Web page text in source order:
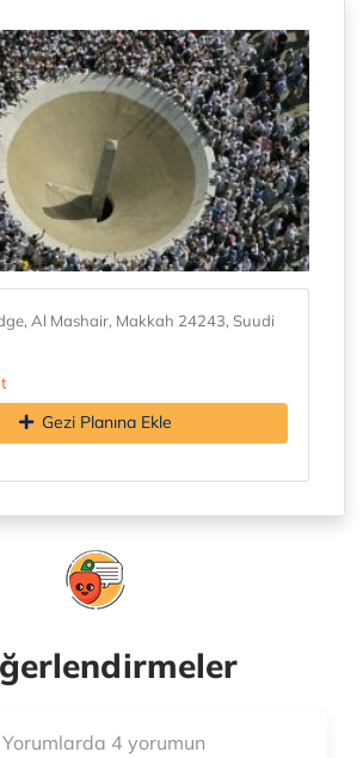
Al Mashair, Makkah 24243, Suudi
Gezi Planına Ekle
4 yorumun